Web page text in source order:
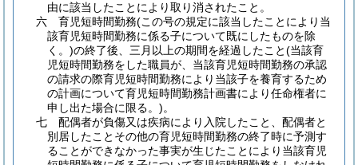
由に該当したことにより取り消されたこと。
六
育児短時間勤務(この号の規定に該当したことにより当
該育児短時間勤務に係る子について既にしたものを除
く。)の終了後、三月以上の期間を経過したこと(当該育
児短時間勤務をした職員が、当該育児短時間勤務の承認
の請求の際育児短時間勤務により当該子を養育するため
の計画について育児短時間勤務計画書により任命権者に
申し出た場合に限る。)。
七
配偶者が負傷又は疾病により入院したこと、配偶者と
別居したことその他の育児短時間勤務の終了時に予測す
ることができなかった事実が生じたことにより当該育児